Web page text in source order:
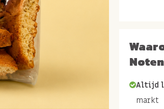
Altijd
markt